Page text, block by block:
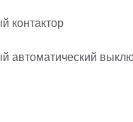
контактор
автоматический